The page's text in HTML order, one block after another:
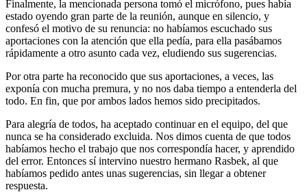
Finalmente, la mencionada persona tomó el micrófono, pues había
estado oyendo gran parte de la reunión, aunque en silencio, y
confesó el motivo de su renuncia: no habíamos escuchado sus
aportaciones con la atención que ella pedía, para ella pasábamos
rápidamente a otro asunto cada vez, eludiendo sus sugerencias.
Por otra parte ha reconocido que sus aportaciones, a veces, las
exponía con mucha premura, y no nos daba tiempo a entenderla del
todo. En fin, que por ambos lados hemos sido precipitados.
Para alegría de todos, ha aceptado continuar en el equipo, del que
nunca se ha considerado excluida. Nos dimos cuenta de que todos
habíamos hecho el trabajo que nos correspondía hacer, y aprendido
del error. Entonces sí intervino nuestro hermano Rasbek, al que
habíamos pedido antes unas sugerencias, sin llegar a obtener
respuesta.